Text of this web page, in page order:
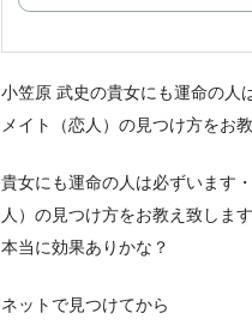
小笠原 武史の貴女にも運命の人
メイト（恋人）の見つけ方をお
貴女にも運命の人は必ずいます
人）の見つけ方をお教え致しま
本当に効果ありかな？
ネットで見つけてから